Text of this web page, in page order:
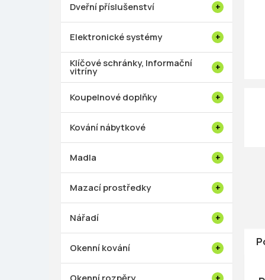
p
n
l
Dveřní příslušenství
Elektronické systémy
Klíčové schránky, Informační
vitríny
Koupelnové doplňky
Kování nábytkové
Madla
Mazací prostředky
Nářadí
Okenní kování